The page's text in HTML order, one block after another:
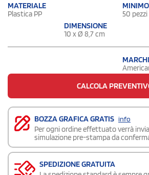
MATERIALE
Plastica PP 50 pezzi
DIMENSIONE
10 x Ø 8,7 cm
CALCOLA
BOZZA GRAFICA GRATIS info
Per ogni ordine effettuato verrà
simulazione pre-stampa da
SPEDIZIONE GRATUITA